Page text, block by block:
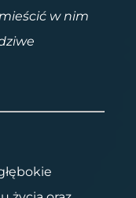
w nim